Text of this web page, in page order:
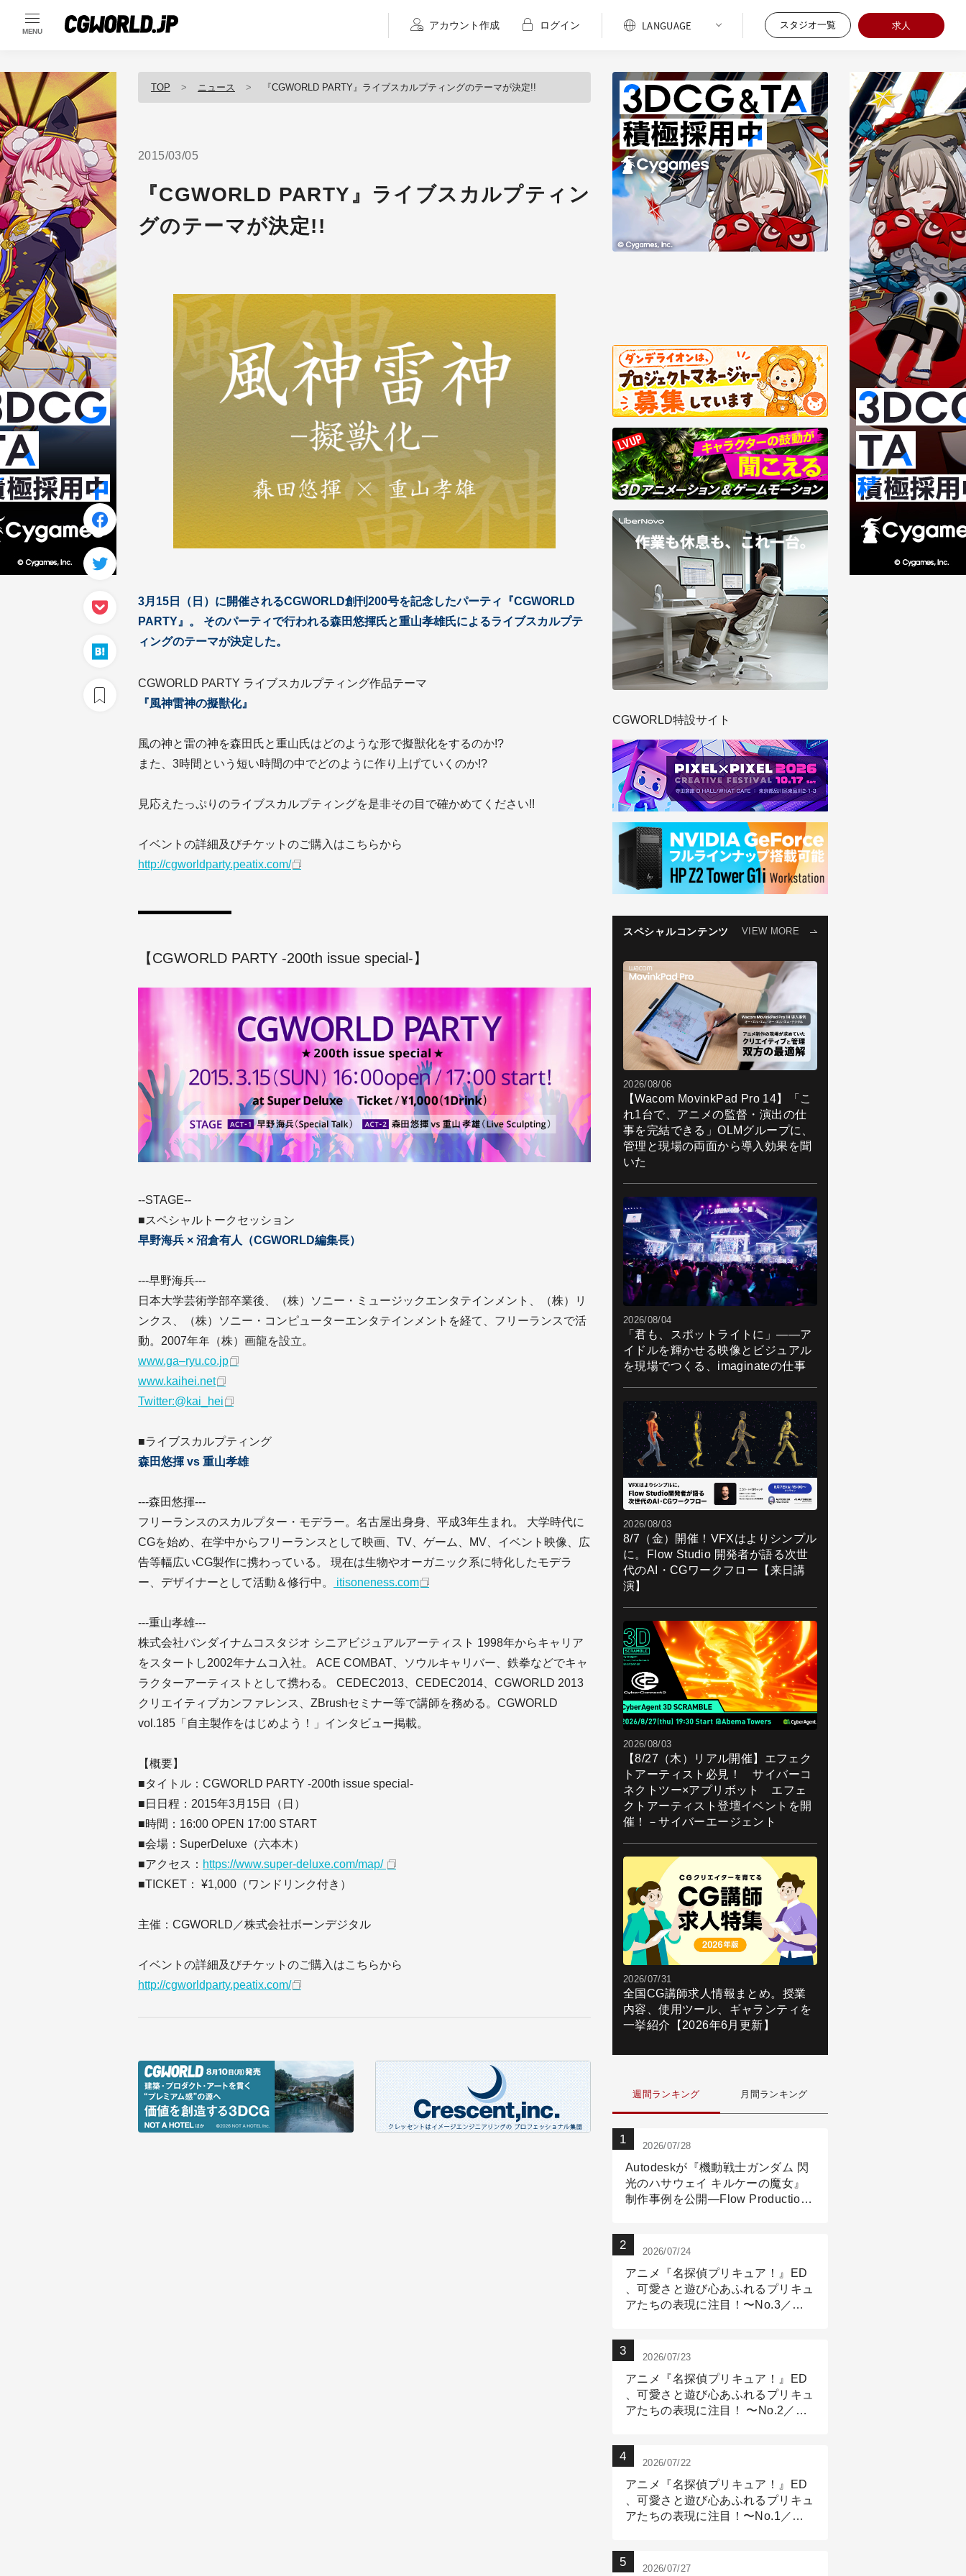
MENU
アカウント作成 ログイン スタジオ一覧 求人
TOP ニュース 『CGWORLD PARTY』ライブスカルプティングのテーマが決定!!
2015/03/05
『CGWORLD PARTY』ライブスカルプティン
グのテーマが決定!!
3月15日（日）に開催されるCGWORLD創刊200号を記念したパーティ『CGWORLD
PARTY』。 そのパーティで行われる森田悠揮氏と重山孝雄氏によるライブスカルプテ
ィングのテーマが決定した。
CGWORLD PARTY ライブスカルプティング作品テーマ
『風神雷神の擬獣化』
風の神と雷の神を森田氏と重山氏はどのような形で擬獣化をするのか!?
また、3時間という短い時間の中でどのように作り上げていくのか!?
見応えたっぷりのライブスカルプティングを是非その目で確かめてください!!
イベントの詳細及びチケットのご購入はこちらから
http://cgworldparty.peatix.com/
【CGWORLD PARTY -200th issue special-】
--STAGE--
■スペシャルトークセッション
早野海兵 × 沼倉有⼈（CGWORLD編集長）
---早野海兵---
日本大学芸術学部卒業後、（株）ソニー・ミュージックエンタテインメント、（株）リ
ンクス、（株）ソニー・コンピューターエンタテインメントを経て、フリーランスで活
動。2007年年（株）画⿓を設立。
www.ga‒ryu.co.jp
www.kaihei.net
Twitter:@kai_hei
■ライブスカルプティング
森⽥悠揮 vs 重山孝雄
---森田悠揮---
フリーランスのスカルプター・モデラー。名古屋出⾝身、平成3年生まれ。 大学時代に
CGを始め、在学中からフリーランスとして映画、TV、ゲーム、MV、イベント映像、広
告等幅広いCG製作に携わっている。 現在は生物やオーガニック系に特化したモデラ
ー、デザイナーとして活動＆修⾏中。
itisoneness.com
---重山孝雄---
株式会社バンダイナムコスタジオ シニアビジュアルアーティスト 1998年からキャリア
をスタートし2002年ナムコ入社。 ACE COMBAT、ソウルキャリバー、鉄拳などでキャ
ラクターアーティストとして携わる。 CEDEC2013、CEDEC2014、CGWORLD 2013
クリエイティブカンファレンス、ZBrushセミナー等で講師を務める。CGWORLD
vol.185「自主製作をはじめよう！」インタビュー掲載。
【概要】
■タイトル：CGWORLD PARTY -200th issue special-
■⽇日程：2015年3月15日（日）
■時間：16:00 OPEN 17:00 START
■会場：SuperDeluxe（六本木）
■アクセス： https://www.super-deluxe.com/map/
■TICKET： ¥1,000（ワンドリンク付き）
主催：CGWORLD／株式会社ボーンデジタル
イベントの詳細及びチケットのご購入はこちらから
http://cgworldparty.peatix.com/
CGWORLD特設サイト
スペシャルコンテンツ VIEW MORE
2026/08/06
【Wacom MovinkPad Pro 14】「こ
れ1台で、アニメの監督・演出の仕
事を完結できる」OLMグループに、
管理と現場の両面から導入効果を聞
いた
2026/08/04
「君も、スポットライトに」――ア
イドルを輝かせる映像とビジュアル
を現場でつくる、imaginateの仕事
2026/08/03
8/7（金）開催！VFXはよりシンプル
に。Flow Studio 開発者が語る次世
代のAI・CGワークフロー【来日講
演】
2026/08/03
【8/27（木）リアル開催】エフェク
トアーティスト必見！ サイバーコ
ネクトツー×アプリボット エフェ
クトアーティスト登壇イベントを開
催！－サイバーエージェント
2026/07/31
全国CG講師求人情報まとめ。授業
内容、使用ツール、ギャランティを
一挙紹介【2026年6月更新】
週間ランキング 月間ランキング
2026/07/28
Autodeskが『機動戦士ガンダム 閃
光のハサウェイ キルケーの魔女』
制作事例を公開―Flow Production
2026/07/24
アニメ『名探偵プリキュア！』ED
、可愛さと遊び心あふれるプリキュ
アたちの表現に注目！〜No.3／ア
2026/07/23
アニメ『名探偵プリキュア！』ED
、可愛さと遊び心あふれるプリキュ
アたちの表現に注目！ 〜No.2／モ
2026/07/22
アニメ『名探偵プリキュア！』ED
、可愛さと遊び心あふれるプリキュ
アたちの表現に注目！〜No.1／演
2026/07/27